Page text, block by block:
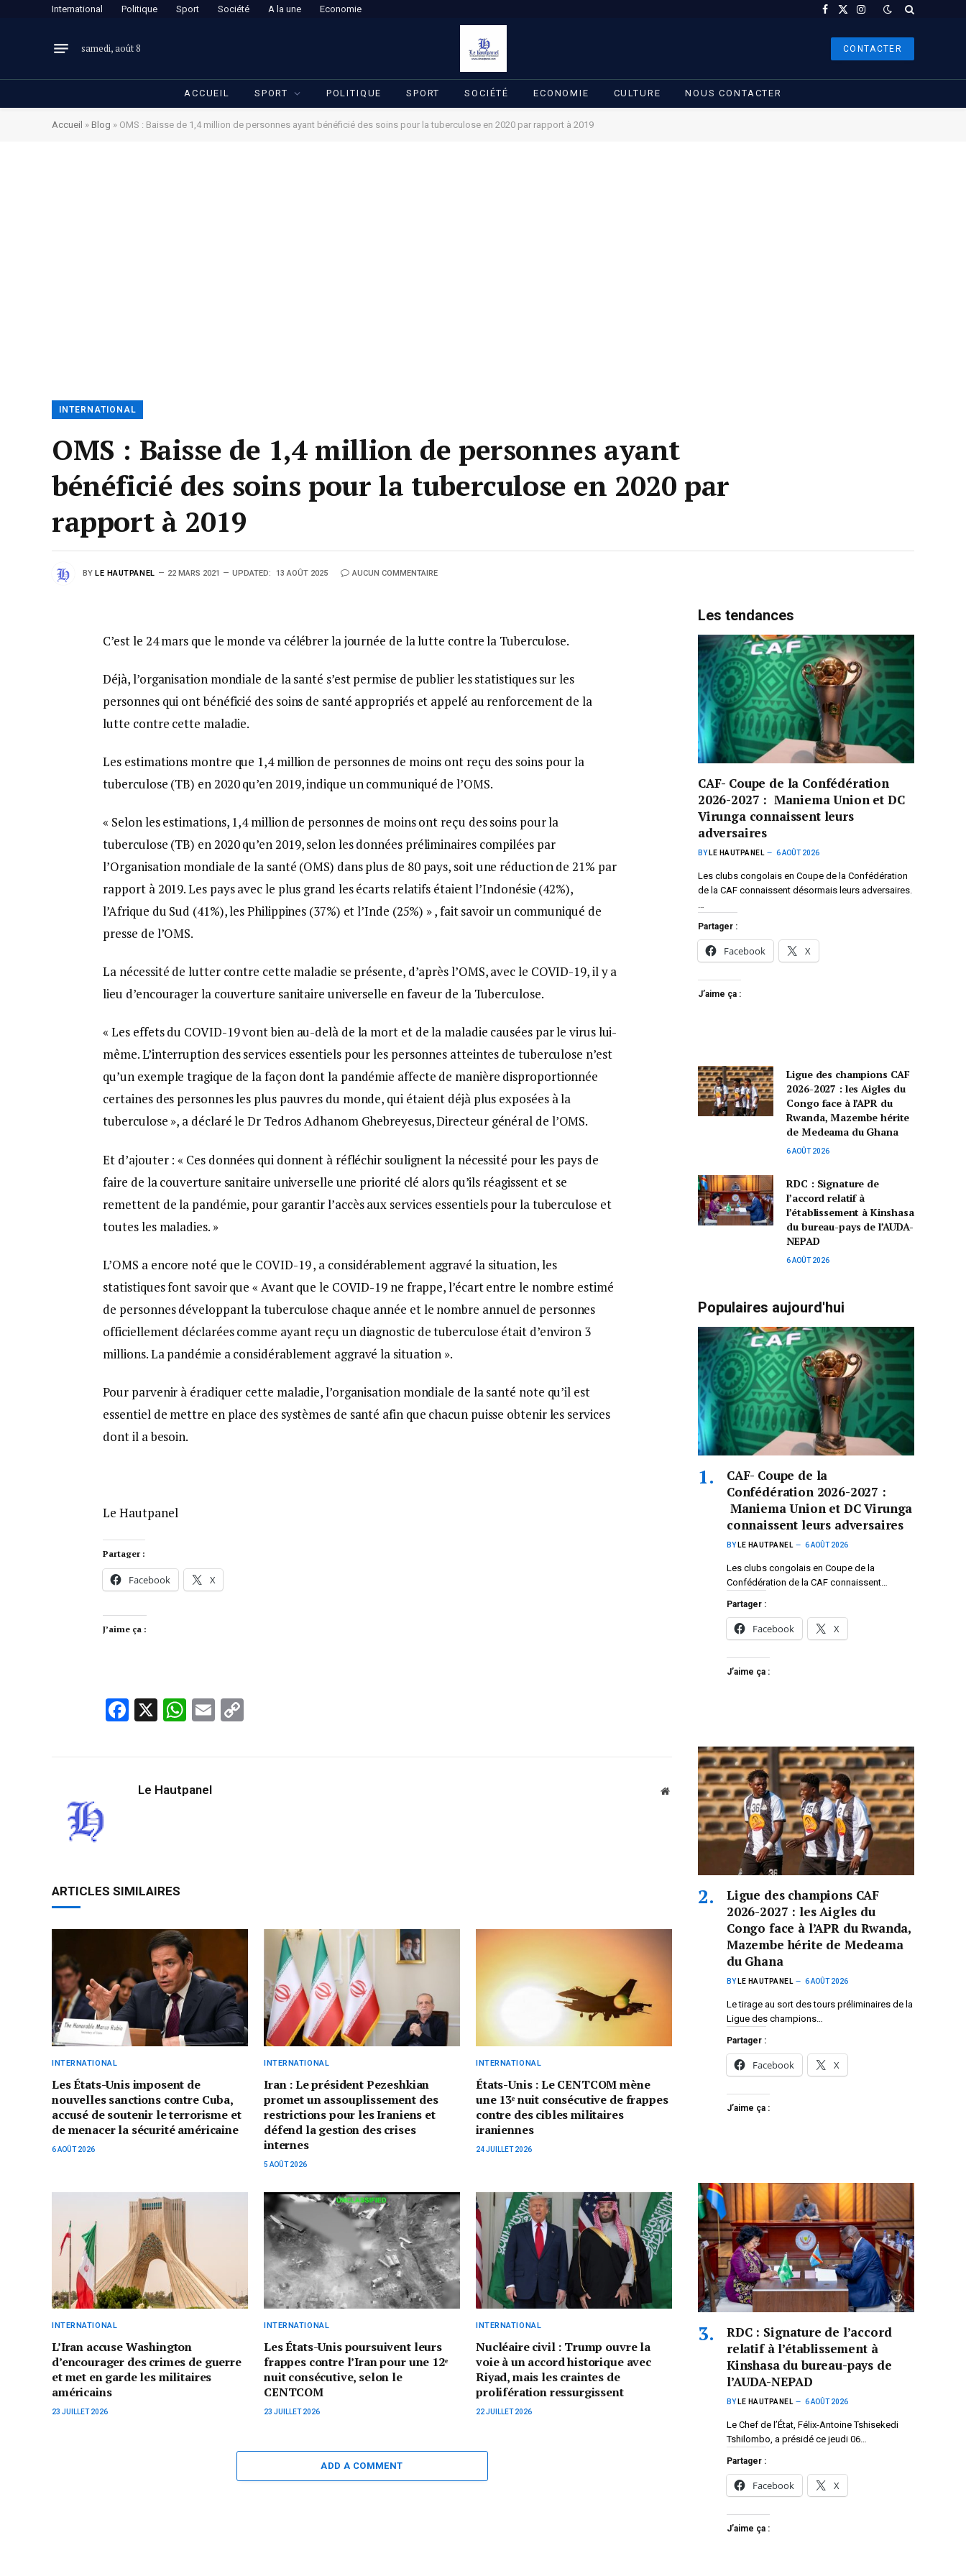
International Politique Sport Société A la une Economie Facebook
X
Instagram
samedi, août 8 CONTACTER
ACCUEIL SPORT POLITIQUE SPORT SOCIÉTÉ ECONOMIE CULTURE NOUS CONTACTER
Accueil » Blog » OMS : Baisse de 1,4 million de personnes ayant bénéficié des soins pour la tuberculose en 2020 par rapport à 2019
INTERNATIONAL
OMS : Baisse de 1,4 million de personnes ayant
bénéficié des soins pour la tuberculose en 2020 par
rapport à 2019
BY LE HAUTPANEL 22 MARS 2021 UPDATED: 13 AOÛT 2025 AUCUN COMMENTAIRE
C’est le 24 mars que le monde va célébrer la journée de la lutte contre la Tuberculose.
Déjà, l’organisation mondiale de la santé s’est permise de publier les statistiques sur les
personnes qui ont bénéficié des soins de santé appropriés et appelé au renforcement de la
lutte contre cette maladie.
Les estimations montre que 1,4 million de personnes de moins ont reçu des soins pour la
tuberculose (TB) en 2020 qu’en 2019, indique un communiqué de l’OMS.
« Selon les estimations, 1,4 million de personnes de moins ont reçu des soins pour la
tuberculose (TB) en 2020 qu’en 2019, selon les données préliminaires compilées par
l’Organisation mondiale de la santé (OMS) dans plus de 80 pays, soit une réduction de 21% par
rapport à 2019. Les pays avec le plus grand les écarts relatifs étaient l’Indonésie (42%),
l’Afrique du Sud (41%), les Philippines (37%) et l’Inde (25%) » , fait savoir un communiqué de
presse de l’OMS.
La nécessité de lutter contre cette maladie se présente, d’après l’OMS, avec le COVID-19, il y a
lieu d’encourager la couverture sanitaire universelle en faveur de la Tuberculose.
« Les effets du COVID-19 vont bien au-delà de la mort et de la maladie causées par le virus lui-
même. L’interruption des services essentiels pour les personnes atteintes de tuberculose n’est
qu’un exemple tragique de la façon dont la pandémie affecte de manière disproportionnée
certaines des personnes les plus pauvres du monde, qui étaient déjà plus exposées à la
tuberculose », a déclaré le Dr Tedros Adhanom Ghebreyesus, Directeur général de l’OMS.
Et d’ajouter : « Ces données qui donnent à réfléchir soulignent la nécessité pour les pays de
faire de la couverture sanitaire universelle une priorité clé alors qu’ils réagissent et se
remettent de la pandémie, pour garantir l’accès aux services essentiels pour la tuberculose et
toutes les maladies. »
L’OMS a encore noté que le COVID-19 , a considérablement aggravé la situation, les
statistiques font savoir que « Avant que le COVID-19 ne frappe, l’écart entre le nombre estimé
de personnes développant la tuberculose chaque année et le nombre annuel de personnes
officiellement déclarées comme ayant reçu un diagnostic de tuberculose était d’environ 3
millions. La pandémie a considérablement aggravé la situation ».
Pour parvenir à éradiquer cette maladie, l’organisation mondiale de la santé note qu’il est
essentiel de mettre en place des systèmes de santé afin que chacun puisse obtenir les services
dont il a besoin.
Le Hautpanel
Partager :
Facebook X
J’aime ça :
Facebook
X WhatsApp
Email
Le Hautpanel Website
ARTICLES SIMILAIRES
INTERNATIONAL
Les États-Unis imposent de
nouvelles sanctions contre Cuba,
accusé de soutenir le terrorisme et
de menacer la sécurité américaine
6 AOÛT 2026
INTERNATIONAL
Iran : Le président Pezeshkian
promet un assouplissement des
restrictions pour les Iraniens et
défend la gestion des crises
internes
5 AOÛT 2026
INTERNATIONAL
États-Unis : Le CENTCOM mène
une 13ᵉ nuit consécutive de frappes
contre des cibles militaires
iraniennes
24 JUILLET 2026
INTERNATIONAL
L’Iran accuse Washington
d’encourager des crimes de guerre
et met en garde les militaires
américains
23 JUILLET 2026
INTERNATIONAL
Les États-Unis poursuivent leurs
frappes contre l’Iran pour une 12ᵉ
nuit consécutive, selon le
CENTCOM
23 JUILLET 2026
INTERNATIONAL
Nucléaire civil : Trump ouvre la
voie à un accord historique avec
Riyad, mais les craintes de
prolifération ressurgissent
22 JUILLET 2026
ADD A COMMENT
Les tendances
CAF- Coupe de la Confédération
2026-2027 : Maniema Union et DC
Virunga connaissent leurs
adversaires
BY LE HAUTPANEL 6 AOÛT 2026
Les clubs congolais en Coupe de la Confédération
de la CAF connaissent désormais leurs adversaires.
…
Partager :
Facebook X
J’aime ça :
Ligue des champions CAF
2026-2027 : les Aigles du
Congo face à l’APR du
Rwanda, Mazembe hérite
de Medeama du Ghana
6 AOÛT 2026
RDC : Signature de
l’accord relatif à
l’établissement à Kinshasa
du bureau-pays de l’AUDA-
NEPAD
6 AOÛT 2026
Populaires aujourd'hui
CAF- Coupe de la
Confédération 2026-2027 :
Maniema Union et DC Virunga
connaissent leurs adversaires
BY LE HAUTPANEL 6 AOÛT 2026
Les clubs congolais en Coupe de la
Confédération de la CAF connaissent…
Partager :
Facebook X
J’aime ça :
Ligue des champions CAF
2026-2027 : les Aigles du
Congo face à l’APR du Rwanda,
Mazembe hérite de Medeama
du Ghana
BY LE HAUTPANEL 6 AOÛT 2026
Le tirage au sort des tours préliminaires de la
Ligue des champions…
Partager :
Facebook X
J’aime ça :
RDC : Signature de l’accord
relatif à l’établissement à
Kinshasa du bureau-pays de
l’AUDA-NEPAD
BY LE HAUTPANEL 6 AOÛT 2026
Le Chef de l’État, Félix-Antoine Tshisekedi
Tshilombo, a présidé ce jeudi 06…
Partager :
Facebook X
J’aime ça :